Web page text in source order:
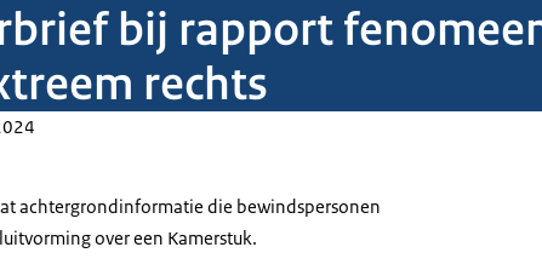
bij rapport
rechts
achtergrondinformatie die bewindspersonen
over een Kamerstuk.